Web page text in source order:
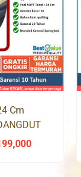
Cm
Current